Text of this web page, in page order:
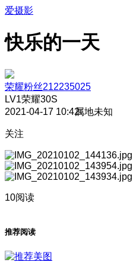
爱摄影
快乐的一天
荣耀粉丝212235025
LV1荣耀30S
2021-04-17 10:42属地未知
关注
10阅读
推荐阅读